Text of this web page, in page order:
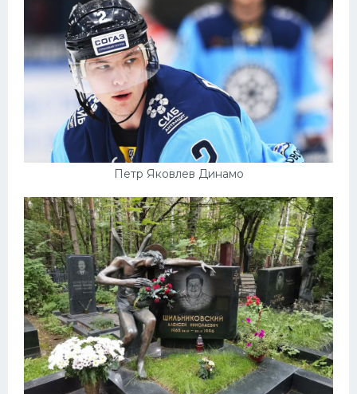
Петр Яковлев Динамо